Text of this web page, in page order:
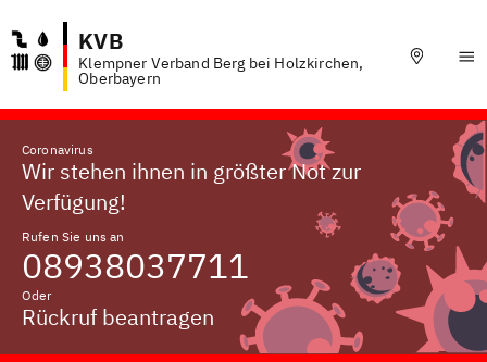
KVB
Klempner Verband Berg bei Holzkirchen,
Oberbayern
Coronavirus
Wir stehen ihnen in größter Not zur
Verfügung!
Rufen Sie uns an
08938037711
Oder
Rückruf beantragen